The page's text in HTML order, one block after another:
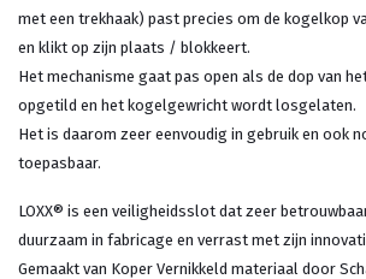
met een trekhaak) past precies om de kogelkop
en klikt op zijn plaats / blokkeert.
Het mechanisme gaat pas open als de dop van
opgetild en het kogelgewricht wordt losgelaten.
Het is daarom zeer eenvoudig in gebruik en ook
toepasbaar.
LOXX® is een veiligheidsslot dat zeer
duurzaam in fabricage en verrast met zijn
Gemaakt van Koper Vernikkeld materiaal door